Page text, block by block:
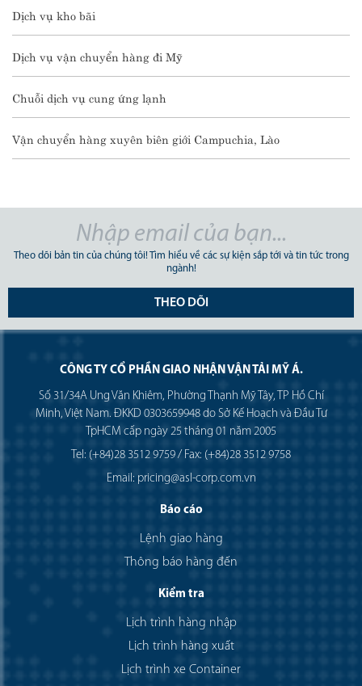
Dịch vụ kho bãi
Dịch vụ vận chuyển hàng đi Mỹ
Chuỗi dịch vụ cung ứng lạnh
Vận chuyển hàng xuyên biên giới Campuchia, Lào
Theo dõi bản tin của chúng tôi! Tìm hiểu về các sự kiện sắp tới và tin tức trong
ngành!
THEO DÕI
CÔNG TY CỔ PHẦN GIAO NHẬN VẬN TẢI MỸ Á.
Số 31/34A Ung Văn Khiêm, Phường Thạnh Mỹ Tây, TP Hồ Chí
Minh, Việt Nam. ĐKKD 0303659948 do Sở Kế Hoạch và Đầu Tư
TpHCM cấp ngày 25 tháng 01 năm 2005
Tel: (+84)28 3512 9759 / Fax: (+84)28 3512 9758
Email: pricing@asl-corp.com.vn
Báo cáo
Lệnh giao hàng
Thông báo hàng đến
Kiểm tra
Lịch trình hàng nhập
Lịch trình hàng xuất
Lịch trình xe Container